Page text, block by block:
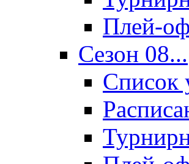
Плей-
Сезон 08...
Список